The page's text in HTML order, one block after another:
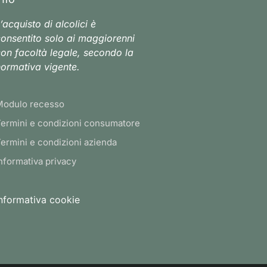
di alcolici è
solo ai maggiorenni
facoltà legale, secondo la
vigente.
recesso
e condizioni consumatore
e condizioni azienda
privacy
cookie